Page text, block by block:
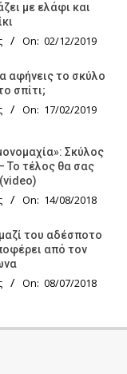
με ελάφι και
On: 02/12/2019
αφήνεις το σκύλο
σπίτι;
On: 17/02/2019
Σκύλος
Το τέλος θα σας
On: 14/08/2018
του αδέσποτο
από τον
On: 08/07/2018